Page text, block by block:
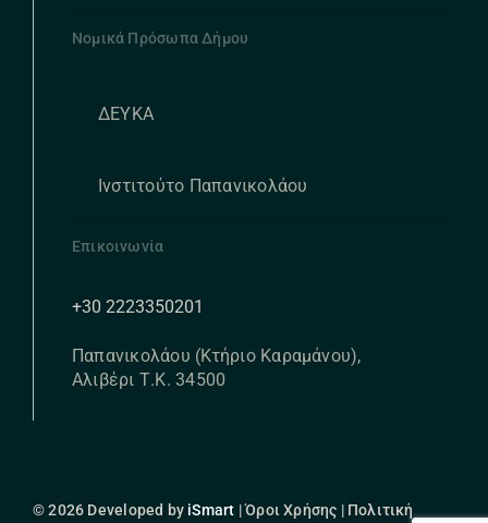
Νομικά Πρόσωπα Δήμου
ΔΕΥΚΑ
Ινστιτούτο Παπανικολάου
Επικοινωνία
+30 2223350201
Παπανικολάου (Κτήριο Καραμάνου),
Αλιβέρι Τ.Κ. 34500
© 2026 Developed by iSmart | Όροι Χρήσης | Πολιτική